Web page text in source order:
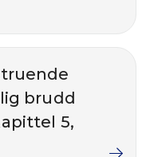
brudd
5,